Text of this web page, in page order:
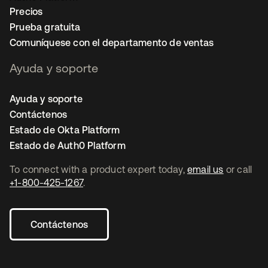
To connect with a product expert today, email us or call
+1-800-425-1267.
Contáctenos
Precios
Prueba gratuita
Comuníquese con el departamento de ventas
Ayuda y soporte
Ayuda y soporte
Contáctenos
Estado de Okta Platform
Estado de Auth0 Platform